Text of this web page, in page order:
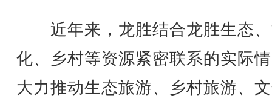
近年来，龙胜结合龙胜生态
化、乡村等资源紧密联系的实际
大力推动生态旅游、乡村旅游、